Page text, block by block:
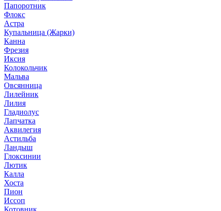
Папоротник
Флокс
Астра
Купальница (Жарки)
Канна
Фрезия
Иксия
Колокольчик
Мальва
Овсянница
Лилейник
Лилия
Гладиолус
Лапчатка
Аквилегия
Астильба
Ландыш
Глоксинии
Лютик
Калла
Хоста
Пион
Иссоп
Котовник